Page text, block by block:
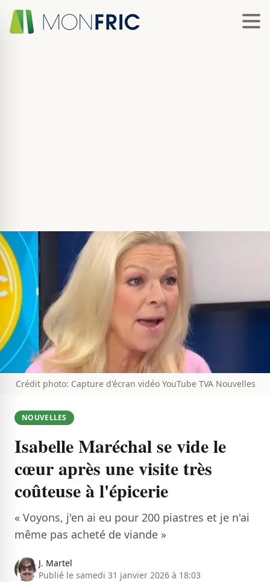
Crédit photo: Capture d'écran vidéo YouTube TVA Nouvelles
NOUVELLES
Isabelle Maréchal se vide le
cœur après une visite très
coûteuse à l'épicerie
« Voyons, j'en ai eu pour 200 piastres et je n'ai
même pas acheté de viande »
J. Martel
Publié le samedi 31 janvier 2026 à 18:03